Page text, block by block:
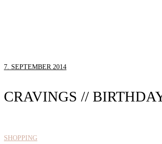
7. SEPTEMBER 2014
CRAVINGS //
SHOPPING